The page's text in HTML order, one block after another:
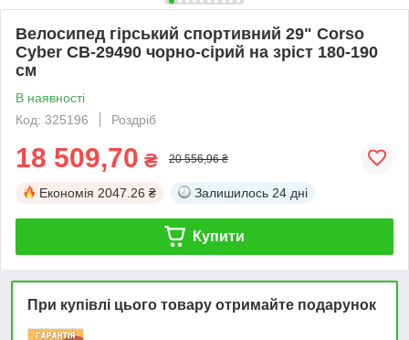
Велосипед гірський спортивний 29" Corso
Cyber CB-29490 чорно-сірий на зріст 180-190
см
В наявності
Код: 325196
Роздріб
18 509,70 ₴ 20 556,96 ₴
Економія 2047.26 ₴ Залишилось 24 дні
Купити
При купівлі цього товару отримайте подарунок